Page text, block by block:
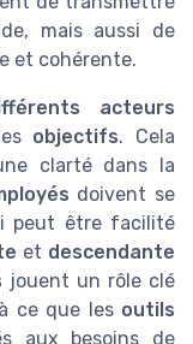
mais aussi de
et cohérente.
acteurs
objectifs. Cela
clarté dans la
doivent se
peut être facilité
et descendante
jouent un rôle clé
ce que les outils
aux besoins de